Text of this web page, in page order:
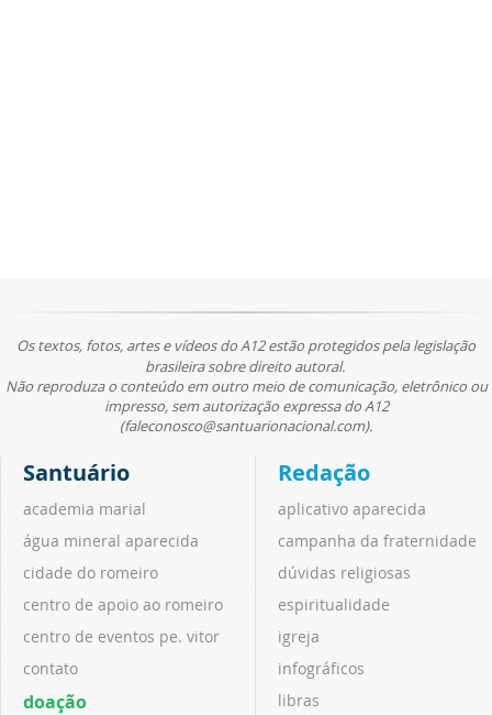
Os textos, fotos, artes e vídeos do A12 estão protegidos pela legislação
brasileira sobre direito autoral.
Não reproduza o conteúdo em outro meio de comunicação, eletrônico ou
impresso, sem autorização expressa do A12
(faleconosco@santuarionacional.com).
Santuário
academia marial
água mineral aparecida
cidade do romeiro
centro de apoio ao romeiro
centro de eventos pe. vitor
contato
doação
Redação
aplicativo aparecida
campanha da fraternidade
dúvidas religiosas
espiritualidade
igreja
infográficos
libras